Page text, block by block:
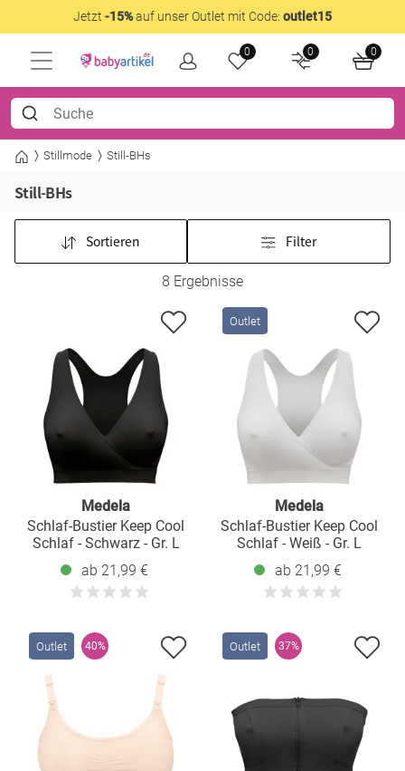
Jetzt -15%auf unser Outlet mit Code: outlet15
0 0 0
Stillmode Still-BHs
Still-BHs
Sortieren Filter
8 Ergebnisse
Medela
Schlaf-Bustier Keep Cool
Schlaf - Schwarz - Gr. L
ab 21,99 €
Outlet
Medela
Schlaf-Bustier Keep Cool
Schlaf - Weiß - Gr. L
ab 21,99 €
Outlet 40% Outlet 37%